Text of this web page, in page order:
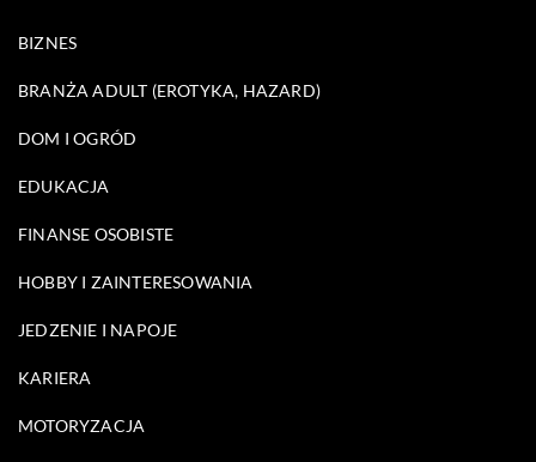
BIZNES
BRANŻA ADULT (EROTYKA, HAZARD)
DOM I OGRÓD
EDUKACJA
FINANSE OSOBISTE
HOBBY I ZAINTERESOWANIA
JEDZENIE I NAPOJE
KARIERA
MOTORYZACJA